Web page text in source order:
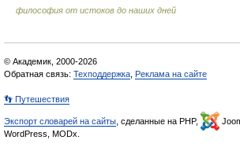
философия от истоков до наших дней
© Академик, 2000-2026
Обратная связь: Техподдержка Реклама на сайте
👣 Путешествия
Экспорт словарей на сайты , сделанные на PHP,
WordPress, MODx.